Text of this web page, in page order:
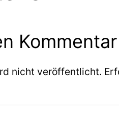
Kommentar
nicht veröffentlicht.